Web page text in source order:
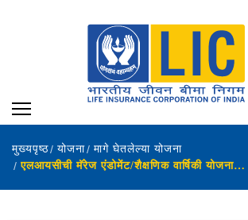
मुख्यपृष्ठ योजना
मागे घेतलेल्या योजना
एलआयसीची मॅरेज एंडोमेंट/शैक्षणिक वार्षिकी योजना (प्लॅन क्र. 90, UIN : 512N082V01)